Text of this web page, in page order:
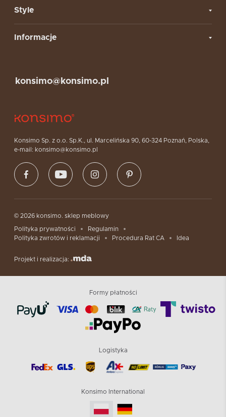
Style
Informacje
Konsimo Sp. z o.o. Sp.K., ul. Marcelińska 90, 60-324 Poznań, Polska,
e-mail: konsimo@konsimo.pl
konsimo@konsimo.pl
© 2026 konsimo. sklep meblowy
Polityka prywatności
Regulamin
Polityka zwrotów i reklamacji
Procedura Rat CA Idea
Projekt i realizacja:
Formy płatności
Logistyka
Konsimo International